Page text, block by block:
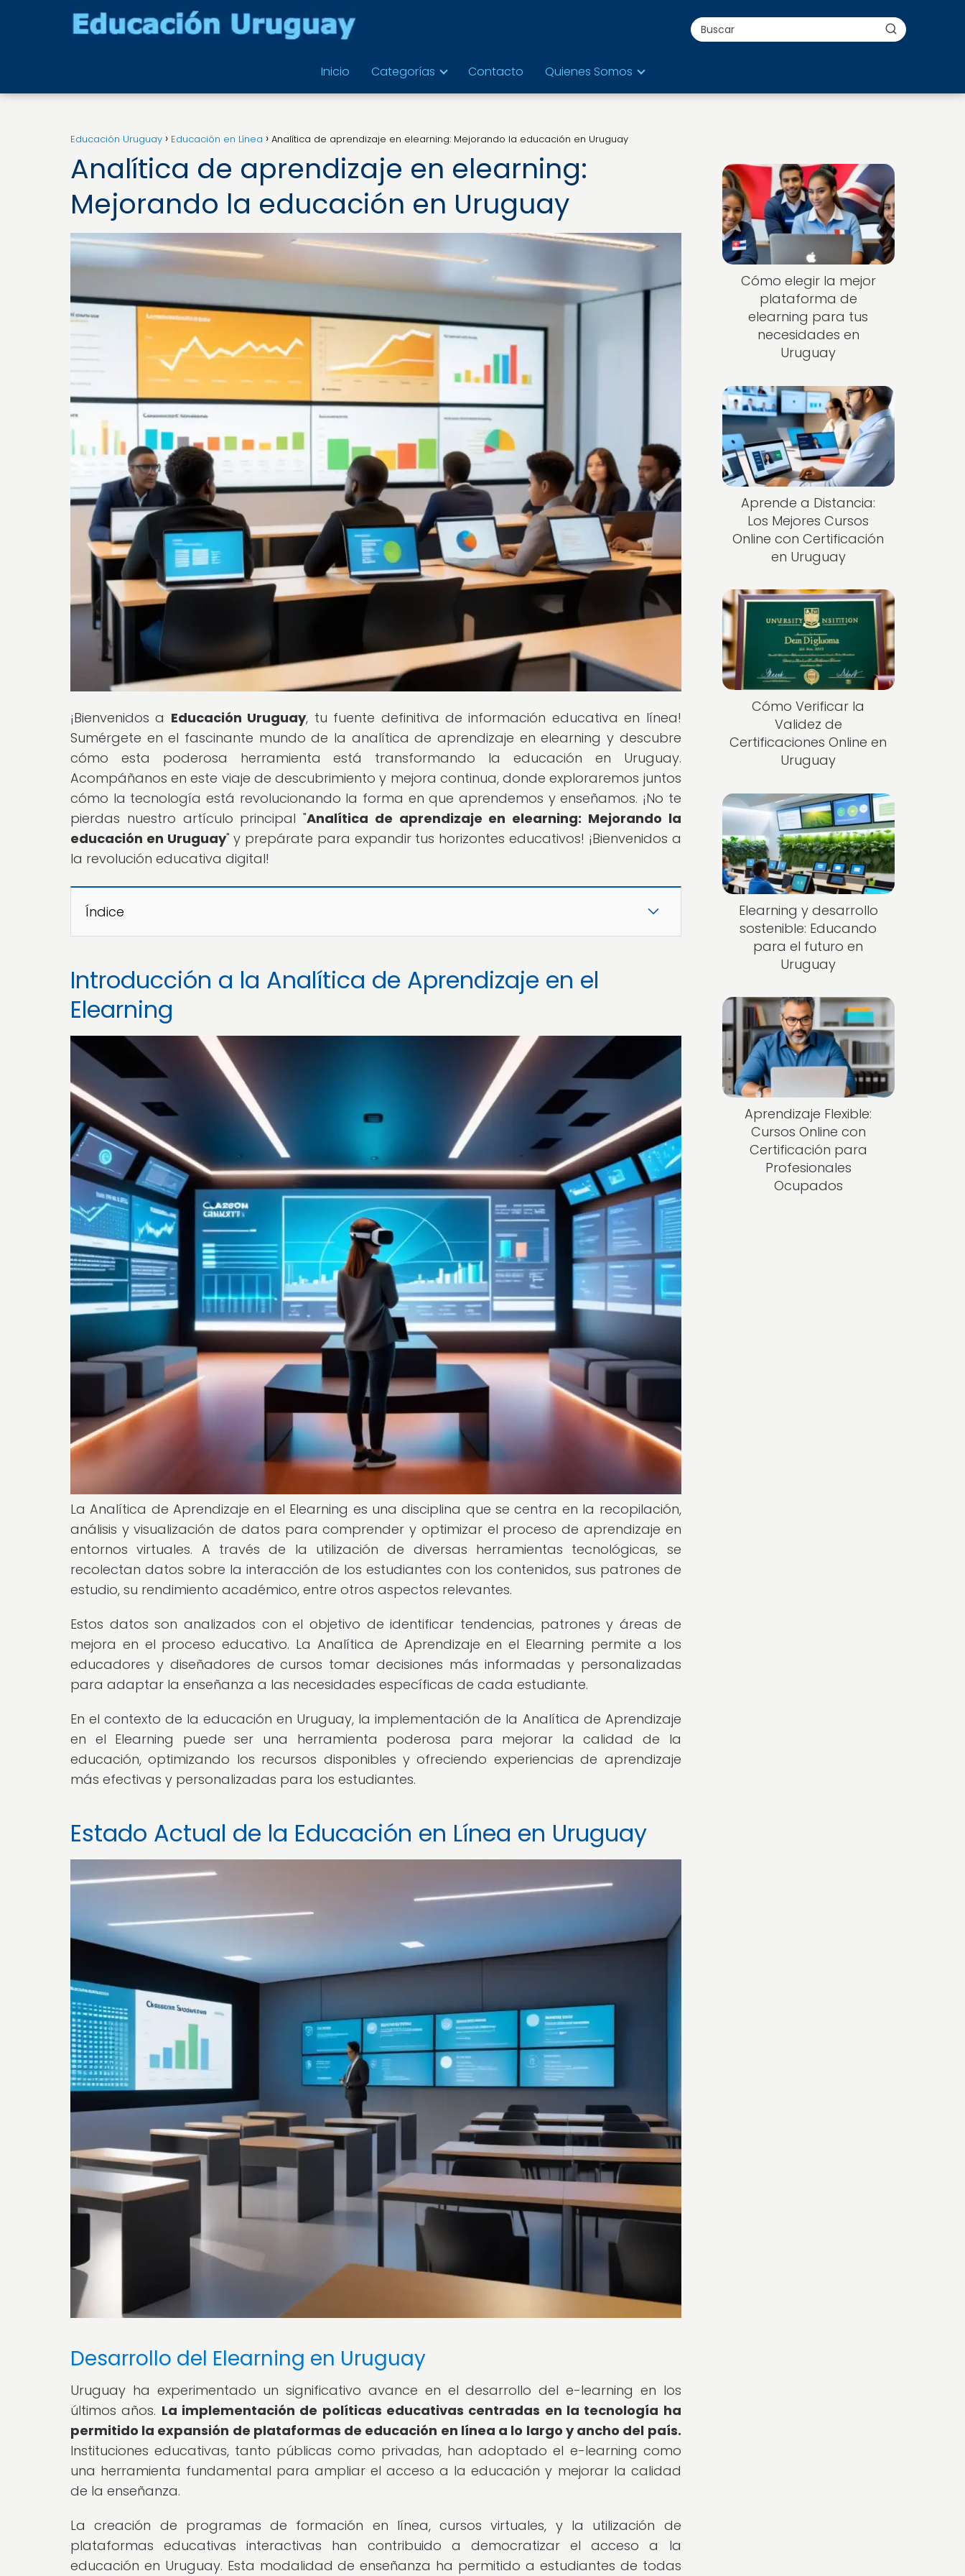
Inicio Categorías Contacto Quienes Somos
Educación Uruguay Educación en Línea Analítica de aprendizaje en elearning: Mejorando la educación en Uruguay
Analítica de aprendizaje en elearning:
Mejorando la educación en Uruguay
¡Bienvenidos a Educación Uruguay, tu fuente definitiva de información educativa en línea!
Sumérgete en el fascinante mundo de la analítica de aprendizaje en elearning y descubre
cómo esta poderosa herramienta está transformando la educación en Uruguay.
Acompáñanos en este viaje de descubrimiento y mejora continua, donde exploraremos juntos
cómo la tecnología está revolucionando la forma en que aprendemos y enseñamos. ¡No te
pierdas nuestro artículo principal "Analítica de aprendizaje en elearning: Mejorando la
educación en Uruguay" y prepárate para expandir tus horizontes educativos! ¡Bienvenidos a
la revolución educativa digital!
Índice
Introducción a la Analítica de Aprendizaje en el
Elearning
La Analítica de Aprendizaje en el Elearning es una disciplina que se centra en la recopilación,
análisis y visualización de datos para comprender y optimizar el proceso de aprendizaje en
entornos virtuales. A través de la utilización de diversas herramientas tecnológicas, se
recolectan datos sobre la interacción de los estudiantes con los contenidos, sus patrones de
estudio, su rendimiento académico, entre otros aspectos relevantes.
Estos datos son analizados con el objetivo de identificar tendencias, patrones y áreas de
mejora en el proceso educativo. La Analítica de Aprendizaje en el Elearning permite a los
educadores y diseñadores de cursos tomar decisiones más informadas y personalizadas
para adaptar la enseñanza a las necesidades específicas de cada estudiante.
En el contexto de la educación en Uruguay, la implementación de la Analítica de Aprendizaje
en el Elearning puede ser una herramienta poderosa para mejorar la calidad de la
educación, optimizando los recursos disponibles y ofreciendo experiencias de aprendizaje
más efectivas y personalizadas para los estudiantes.
Estado Actual de la Educación en Línea en Uruguay
Desarrollo del Elearning en Uruguay
Uruguay ha experimentado un significativo avance en el desarrollo del e-learning en los
últimos años. La implementación de políticas educativas centradas en la tecnología ha
permitido la expansión de plataformas de educación en línea a lo largo y ancho del país.
Instituciones educativas, tanto públicas como privadas, han adoptado el e-learning como
una herramienta fundamental para ampliar el acceso a la educación y mejorar la calidad
de la enseñanza.
La creación de programas de formación en línea, cursos virtuales, y la utilización de
plataformas educativas interactivas han contribuido a democratizar el acceso a la
educación en Uruguay. Esta modalidad de enseñanza ha permitido a estudiantes de todas
Cómo elegir la mejor
plataforma de
elearning para tus
necesidades en
Uruguay
Aprende a Distancia:
Los Mejores Cursos
Online con Certificación
en Uruguay
Cómo Verificar la
Validez de
Certificaciones Online en
Uruguay
Elearning y desarrollo
sostenible: Educando
para el futuro en
Uruguay
Aprendizaje Flexible:
Cursos Online con
Certificación para
Profesionales
Ocupados